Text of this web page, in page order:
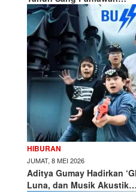
HIBURAN
JUMAT, 8 MEI 2026
Aditya Gumay Hadirkan
Luna, dan Musik Akustik…